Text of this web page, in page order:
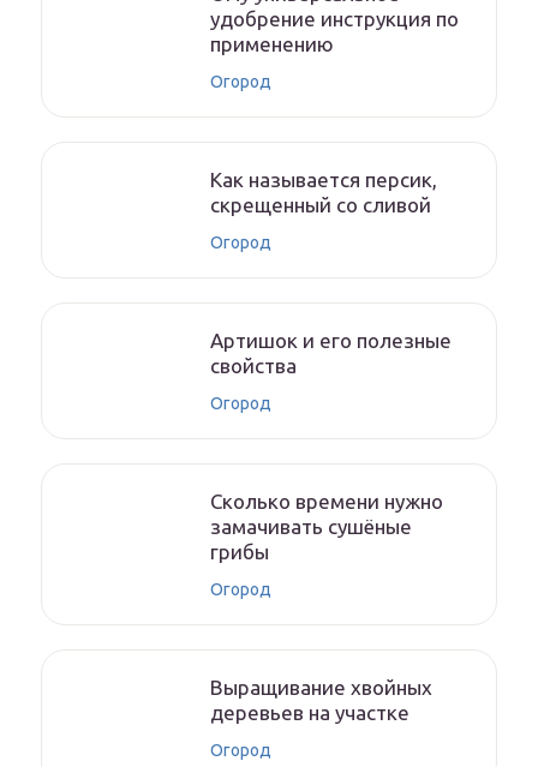
удобрение инструкция по
применению
Огород
Как называется персик,
скрещенный со сливой
Огород
Артишок и его полезные
свойства
Огород
Сколько времени нужно
замачивать сушёные
грибы
Огород
Выращивание хвойных
деревьев на участке
Огород